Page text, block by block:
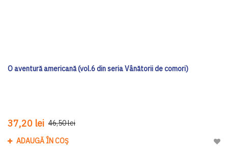
O aventură americană (vol.6 din seria Vânătorii de comori)
37,20 lei 46,50 lei
ADAUGĂ ÎN COȘ